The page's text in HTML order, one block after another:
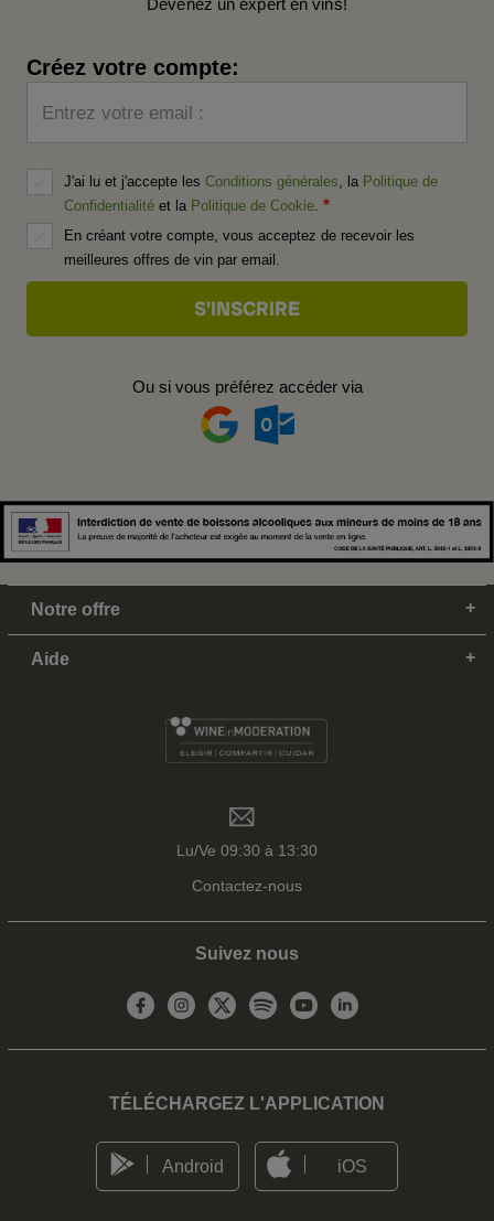
Créez votre compte:
Entrez votre email :
J'ai lu et j'accepte les Conditions générales , la Politique de
Confidentialité et la Politique de Cookie
En créant votre compte, vous acceptez de recevoir les
meilleures offres de vin par email.
Ou si vous préférez accéder via
Notre offre
Aide
Lu/Ve 09:30 à 13:30
Contactez-nous
Suivez nous
TÉLÉCHARGEZ L'APPLICATION
Android iOS